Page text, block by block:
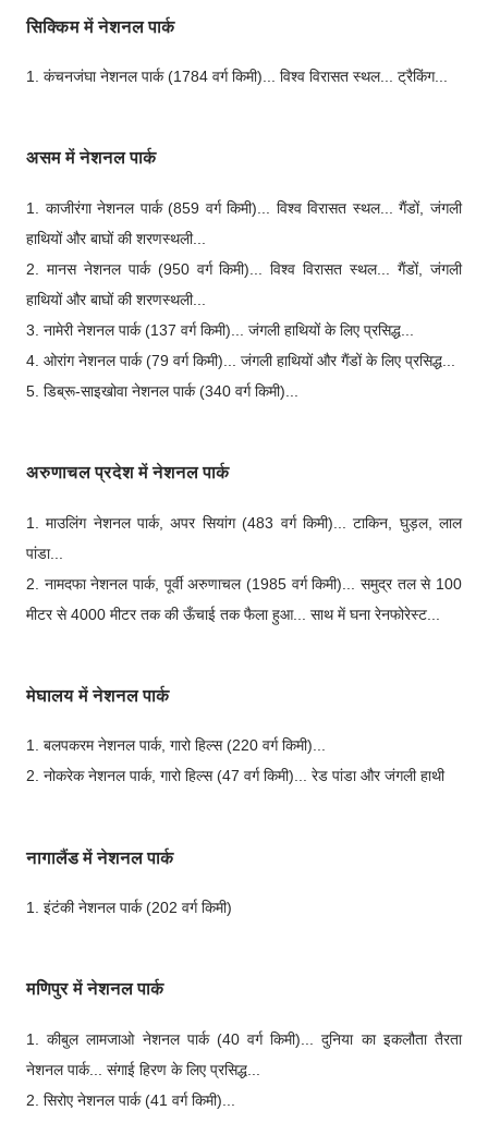
सिक्किम में नेशनल पार्क
1. कंचनजंघा नेशनल पार्क (1784 वर्ग किमी)... विश्व विरासत स्थल... ट्रैकिंग...
असम में नेशनल पार्क
1. काजीरंगा नेशनल पार्क (859 वर्ग किमी)... विश्व विरासत स्थल... गैंडों, जंगली
हाथियों और बाघों की शरणस्थली...
2. मानस नेशनल पार्क (950 वर्ग किमी)... विश्व विरासत स्थल... गैंडों, जंगली
हाथियों और बाघों की शरणस्थली...
3. नामेरी नेशनल पार्क (137 वर्ग किमी)... जंगली हाथियों के लिए प्रसिद्ध...
4. ओरांग नेशनल पार्क (79 वर्ग किमी)... जंगली हाथियों और गैंडों के लिए प्रसिद्ध...
5. डिब्रू-साइखोवा नेशनल पार्क (340 वर्ग किमी)...
अरुणाचल प्रदेश में नेशनल पार्क
1. माउलिंग नेशनल पार्क, अपर सियांग (483 वर्ग किमी)... टाकिन, घुड़ल, लाल
पांडा...
2. नामदफा नेशनल पार्क, पूर्वी अरुणाचल (1985 वर्ग किमी)... समुद्र तल से 100
मीटर से 4000 मीटर तक की ऊँचाई तक फैला हुआ... साथ में घना रेनफोरेस्ट...
मेघालय में नेशनल पार्क
1. बलपकरम नेशनल पार्क, गारो हिल्स (220 वर्ग किमी)...
2. नोकरेक नेशनल पार्क, गारो हिल्स (47 वर्ग किमी)... रेड पांडा और जंगली हाथी
नागालैंड में नेशनल पार्क
1. इंटंकी नेशनल पार्क (202 वर्ग किमी)
मणिपुर में नेशनल पार्क
1. कीबुल लामजाओ नेशनल पार्क (40 वर्ग किमी)... दुनिया का इकलौता तैरता
नेशनल पार्क... संगाई हिरण के लिए प्रसिद्ध...
2. सिरोए नेशनल पार्क (41 वर्ग किमी)...